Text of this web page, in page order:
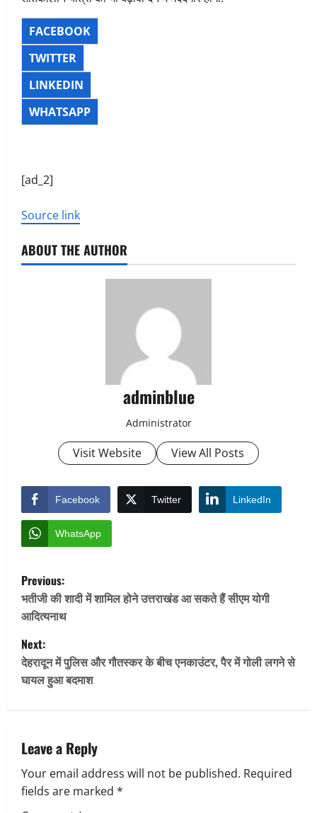
FACEBOOK
TWITTER
LINKEDIN
WHATSAPP
[ad_2]
Source link
ABOUT THE AUTHOR
adminblue
Administrator
Visit Website View All Posts
Facebook Twitter LinkedIn
WhatsApp
P
o
s
t
n
v
i
Previous:
भतीजी की शादी में शामिल होने उत्तराखंड आ सकते हैं सीएम योगी
आदित्यनाथ
Next:
देहरादून में पुलिस और गौतस्कर के बीच एनकाउंटर, पैर में गोली लगने से
घायल हुआ बदमाश
Leave a Reply
Your email address will not be published. Required
fields are marked *